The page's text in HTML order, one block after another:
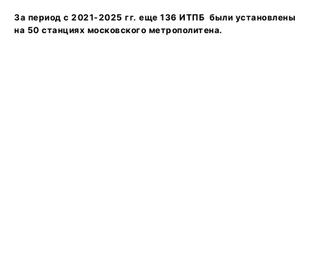
За период с 2021-2025 гг. еще 136 ИТПБ были установлены
на 50 станциях московского метрополитена.